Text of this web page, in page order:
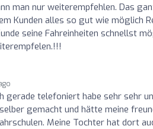
man nur weiterempfehlen. Das
Kunden alles so gut wie möglich
seine Fahreinheiten schnellst
gerade telefoniert habe sehr sehr
gemacht und hätte meine
Meine Tochter hat dort